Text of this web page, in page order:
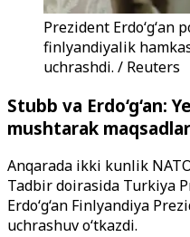
Prezident Erdoʻgʻan
finlyandiyalik
uchrashdi. / Reuters
Stubb va Erdo‘g‘an:
mushtarak maqsadlar
Anqarada ikki kunlik
Tadbir doirasida Turkiya
Erdo‘g‘an Finlyandiya
uchrashuv o‘tkazdi.